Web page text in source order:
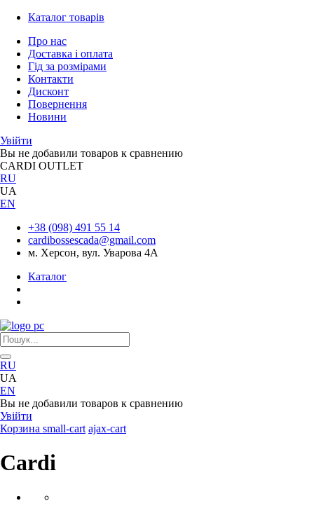
Каталог товарів
Про нас
Доставка і оплата
Гід за розмірами
Контакти
Дисконт
Повернення
Новини
Увійти
Вы не добавили товаров к сравнению
CARDI OUTLET
RU
UA
EN
+38 (098) 491 55 14
cardibossescada@gmail.com
м. Херсон, вул. Уварова 4А
Каталог
RU
UA
EN
Вы не добавили товаров к сравнению
Увійти
Корзина small-cart ajax-cart
Cardi